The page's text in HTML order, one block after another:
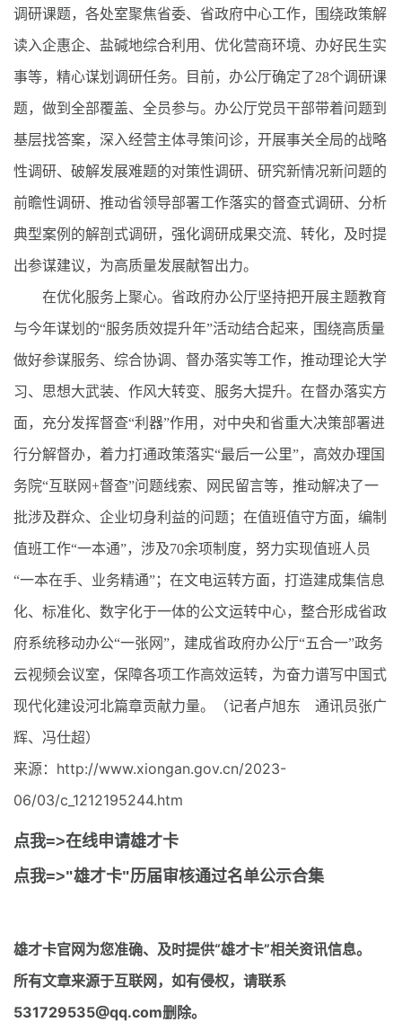
调研课题，各处室聚焦省委、省政府中心工作，围绕政策解
读入企惠企、盐碱地综合利用、优化营商环境、办好民生实
事等，精心谋划调研任务。目前，办公厅确定了28个调研课
题，做到全部覆盖、全员参与。办公厅党员干部带着问题到
基层找答案，深入经营主体寻策问诊，开展事关全局的战略
性调研、破解发展难题的对策性调研、研究新情况新问题的
前瞻性调研、推动省领导部署工作落实的督查式调研、分析
典型案例的解剖式调研，强化调研成果交流、转化，及时提
出参谋建议，为高质量发展献智出力。
在优化服务上聚心。省政府办公厅坚持把开展主题教育
与今年谋划的“服务质效提升年”活动结合起来，围绕高质量
做好参谋服务、综合协调、督办落实等工作，推动理论大学
习、思想大武装、作风大转变、服务大提升。在督办落实方
面，充分发挥督查“利器”作用，对中央和省重大决策部署进
行分解督办，着力打通政策落实“最后一公里”，高效办理国
务院“互联网+督查”问题线索、网民留言等，推动解决了一
批涉及群众、企业切身利益的问题；在值班值守方面，编制
值班工作“一本通”，涉及70余项制度，努力实现值班人员
“一本在手、业务精通”；在文电运转方面，打造建成集信息
化、标准化、数字化于一体的公文运转中心，整合形成省政
府系统移动办公“一张网”，建成省政府办公厅“五合一”政务
云视频会议室，保障各项工作高效运转，为奋力谱写中国式
现代化建设河北篇章贡献力量。（记者卢旭东 通讯员张广
辉、冯仕超）
来源：http://www.xiongan.gov.cn/2023-
06/03/c_1212195244.htm
点我=>在线申请雄才卡
点我=>"雄才卡"历届审核通过名单公示合集
雄才卡官网为您准确、及时提供“雄才卡”相关资讯信息。
所有文章来源于互联网，如有侵权，请联系
531729535@qq.com删除。